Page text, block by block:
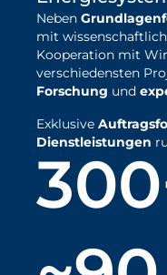
Neben
mit
Kooperation mit
verschiedensten
Forschung und
Exklusive
Dienstleistungen